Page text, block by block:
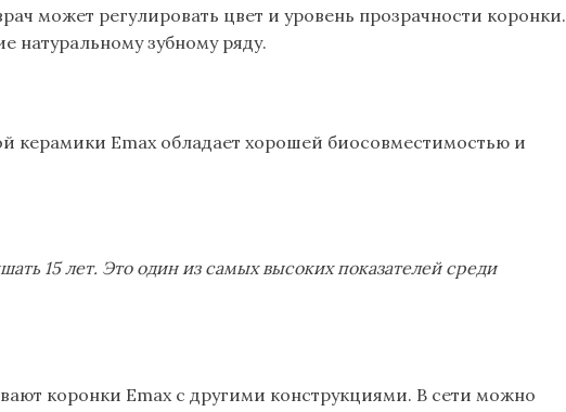
может регулировать цвет и уровень прозрачности коронки.
натуральному зубному ряду.
керамики Emax обладает хорошей биосовместимостью и
15 лет. Это один из самых высоких показателей среди
коронки Emax с другими конструкциями. В сети можно